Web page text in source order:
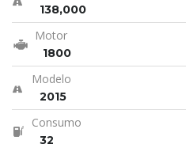
138,000
Motor
1800
Modelo
2015
Consumo
32